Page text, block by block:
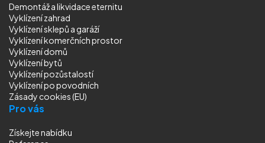
Demontáž a likvidace eternitu
Vyklízení zahrad
Vyklízení sklepů a garáží
Vyklízení komerčních prostor
Vyklízení domů
Vyklízení bytů
Vyklízení pozůstalostí
Vyklízenípo povodních
Zásady cookies (EU)
Pro vás
Získejte nabídku